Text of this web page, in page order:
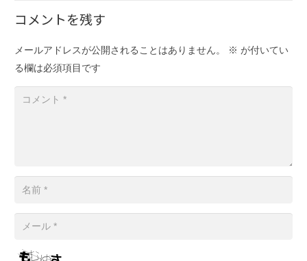
コメントを残す
メールアドレスが公開されることはありません。 ※ が付いてい
る欄は必須項目です